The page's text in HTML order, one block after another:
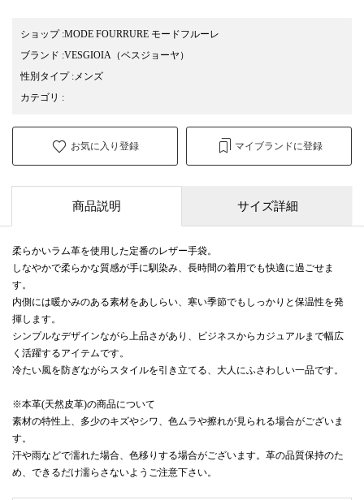
ショップ:MODE FOURRURE モードフルーレ
ブランド :VESGIOIA （ベスジョーヤ）
性別タイプ: メンズ
カテゴリ :
お気に入り登録 マイブランドに登録
商品説明 サイズ詳細
柔らかいラム革を使用した定番のレザー手袋。
しなやかで柔らかな質感が手に馴染み、長時間の着用でも快適に過ごせま
す。
内側には暖かみのある素材をあしらい、寒い季節でもしっかりと保温性を発
揮します。
シンプルなデザインながら上品さがあり、ビジネスからカジュアルまで幅広
く活躍するアイテムです。
冷たい風を防ぎながらスタイルを引き立てる、大人にふさわしい一品です。
※本革(天然皮革)の商品について
素材の特性上、多少のキズやシワ、色ムラや擦れが見られる場合がございま
す。
汗や雨などで濡れた場合、色移りする場合がございます。革の品質保持のた
め、できるだけ濡らさないようご注意下さい。